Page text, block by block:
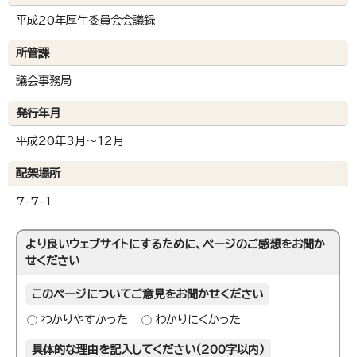
平成20年厚生委員会会議録
所管課
議会事務局
発行年月
平成20年3月～12月
配架場所
7-7-1
より良いウェブサイトにするために、ページのご感想をお聞か
せください
このページについてご意見をお聞かせください
わかりやすかった わかりにくかった
具体的な理由を記入してください（200字以内）